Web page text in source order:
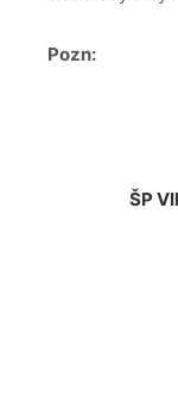
Pozn:
ŠP